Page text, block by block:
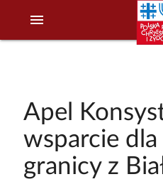
menu
Apel
wsparcie
granicy z